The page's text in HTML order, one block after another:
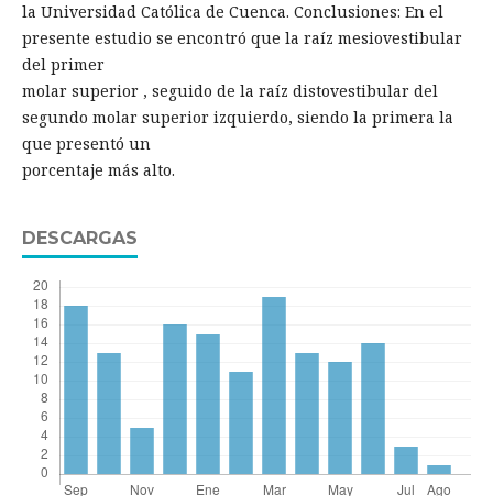
la Universidad Católica de Cuenca. Conclusiones: En el
presente estudio se encontró que la raíz mesiovestibular
del primer
molar superior , seguido de la raíz distovestibular del
segundo molar superior izquierdo, siendo la primera la
que presentó un
porcentaje más alto.
DESCARGAS